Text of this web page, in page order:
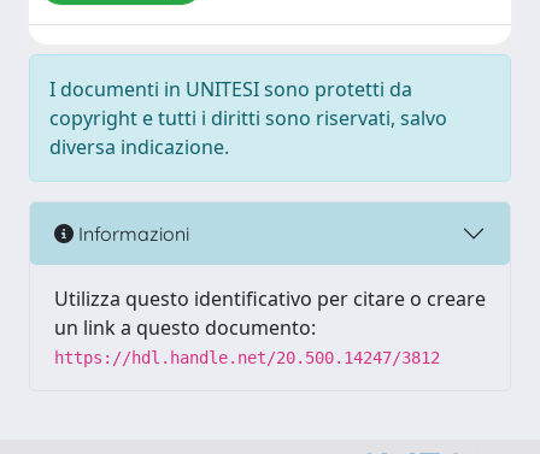
I documenti in UNITESI sono protetti da
copyright e tutti i diritti sono riservati, salvo
diversa indicazione.
Informazioni
Utilizza questo identificativo per citare o creare
un link a questo documento:
https://hdl.handle.net/20.500.14247/3812